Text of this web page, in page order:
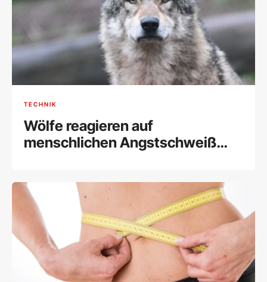
TECHNIK
Wölfe reagieren auf
menschlichen Angstschweiß